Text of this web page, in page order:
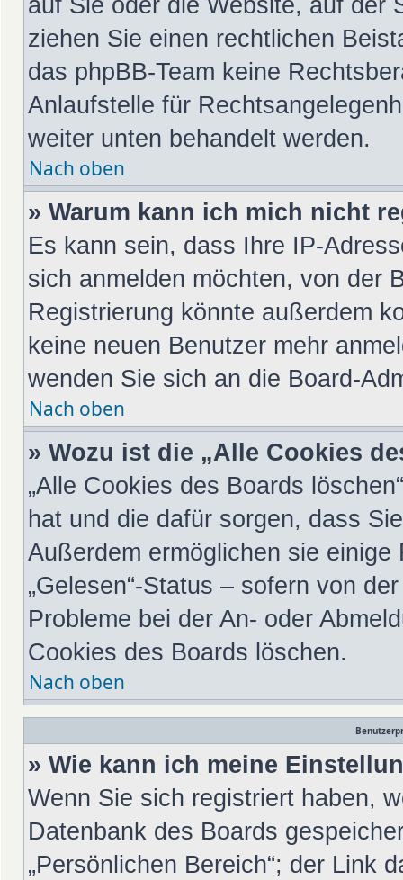
ziehen Sie einen rechtlichen
das phpBB-Team keine
Anlaufstelle für
weiter unten behandelt werden.
Nach oben
» Warum kann ich mich nicht
Es kann sein, dass Ihre IP-
sich anmelden möchten, von der
Registrierung könnte außerdem
keine neuen Benutzer mehr
wenden Sie sich an die Board-
Nach oben
» Wozu ist die „Alle Cookies
„Alle Cookies des Boards
hat und die dafür sorgen, dass
Außerdem ermöglichen sie
„Gelesen“-Status – sofern von
Probleme bei der An- oder
Cookies des Boards löschen.
Nach oben
» Wie kann ich meine
Wenn Sie sich registriert haben,
Datenbank des Boards
„Persönlichen Bereich“; der Link